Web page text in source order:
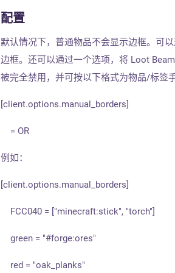
配置
默认情况下，普通物品不会显示边框。可
边框。还可以通过一个选项，将 Loot
被完全禁用，并可按以下格式为物品/标签
[client.options.manual_borders]
= OR
例如：
[client.options.manual_borders]
FCC040 = ["minecraft:stick", "torch"]
green = "#forge:ores"
red = "oak_planks"